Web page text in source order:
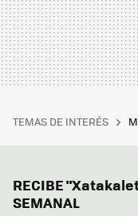
TEMAS DE INTERÉS
RECIBE
SEMANAL